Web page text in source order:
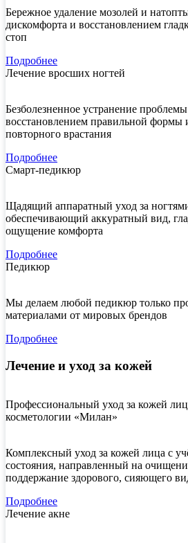
Бережное удаление мозолей и
дискомфорта и восстановлением
стоп
Подробнее
Лечение вросших ногтей
Безболезненное устранение
восстановлением правильной формы
повторного врастания
Подробнее
Смарт-педикюр
Щадящий аппаратный уход за
обеспечивающий аккуратный вид,
ощущение комфорта
Подробнее
Педикюр
Мы делаем любой педикюр только
материалами от мировых брендов
Подробнее
Лечение и уход за кожей
Профессиональный уход за кожей
косметологии «Милан»
Комплексный уход за кожей лица с
состояния, направленный на
поддержание здорового, сияющего
Подробнее
Лечение акне